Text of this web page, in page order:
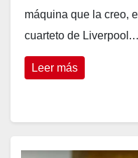
máquina que la creo,
cuarteto de
Leer más